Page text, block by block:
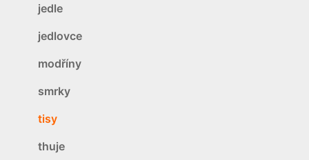
jedle
jedlovce
modříny
smrky
tisy
thuje